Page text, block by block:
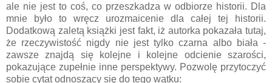
ale nie jest to coś, co przeszkadza w odbiorze historii. Dla
mnie było to wręcz urozmaicenie dla całej tej historii.
Dodatkową zaletą książki jest fakt, iż autorka pokazała tutaj,
że rzeczywistość nigdy nie jest tylko czarna albo biała -
zawsze znajdą się kolejne i kolejne odcienie szarości,
pokazujące zupełnie inne perspektywy. Pozwolę przytoczyć
sobie cytat odnoszący się do tego wątku: